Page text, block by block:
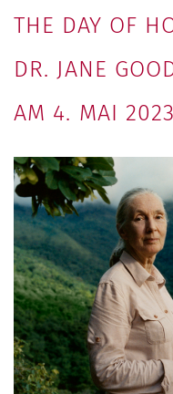
THE DAY OF
DR. JANE
AM 4. MAI 2023